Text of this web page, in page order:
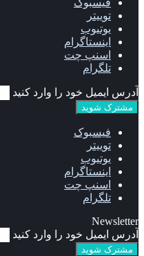
توییتر
یوتیوب
اینستاگرام
اسنپ چت
تلگرام
آدرس ایمیل خود را وارد کنید
فیسبوک
توییتر
یوتیوب
اینستاگرام
اسنپ چت
تلگرام
Newsletter
آدرس ایمیل خود را وارد کنید